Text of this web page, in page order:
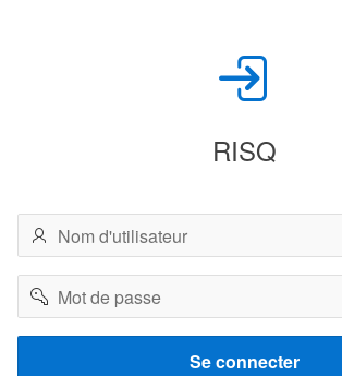
RISQ
Nom
d'utilisateur
Mot
passe
Se connecter